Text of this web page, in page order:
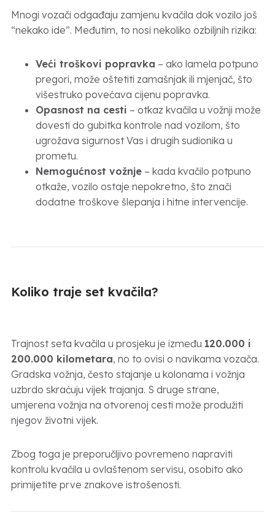
Mnogi vozači odgađaju zamjenu kvačila dok vozilo još
“nekako ide”. Međutim, to nosi nekoliko ozbiljnih rizika:
Veći troškovi popravka – ako lamela potpuno
pregori, može oštetiti zamašnjak ili mjenjač, što
višestruko povećava cijenu popravka.
Opasnost na cesti – otkaz kvačila u vožnji može
dovesti do gubitka kontrole nad vozilom, što
ugrožava sigurnost Vas i drugih sudionika u
prometu.
Nemogućnost vožnje– kada kvačilo potpuno
otkaže, vozilo ostaje nepokretno, što znači
dodatne troškove šlepanja i hitne intervencije.
Koliko traje set kvačila?
Trajnost seta kvačila u prosjeku je između 120.000 i
200.000 kilometara, no to ovisi o navikama vozača.
Gradska vožnja, često stajanje u kolonama i vožnja
uzbrdo skraćuju vijek trajanja. S druge strane,
umjerena vožnja na otvorenoj cesti može produžiti
njegov životni vijek.
Zbog toga je preporučljivo povremeno napraviti
kontrolu kvačila u ovlaštenom servisu, osobito ako
primijetite prve znakove istrošenosti.